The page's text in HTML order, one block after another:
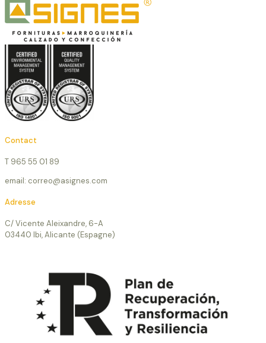
Contact
T 965 55 01 89
email: correo@asignes.com
Adresse
C/ Vicente Aleixandre, 6-A
03440 Ibi, Alicante (Espagne)